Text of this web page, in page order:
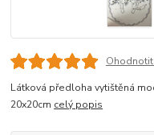
Látková předloha vytištěná
20x20cm celý popis